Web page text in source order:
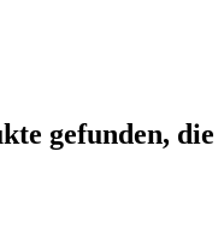
gefunden, die